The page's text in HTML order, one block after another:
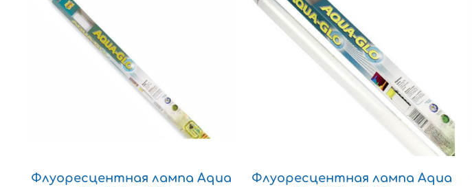
Флуоресцентная лампа Aqua
Флуоресцентная лампа Aqua